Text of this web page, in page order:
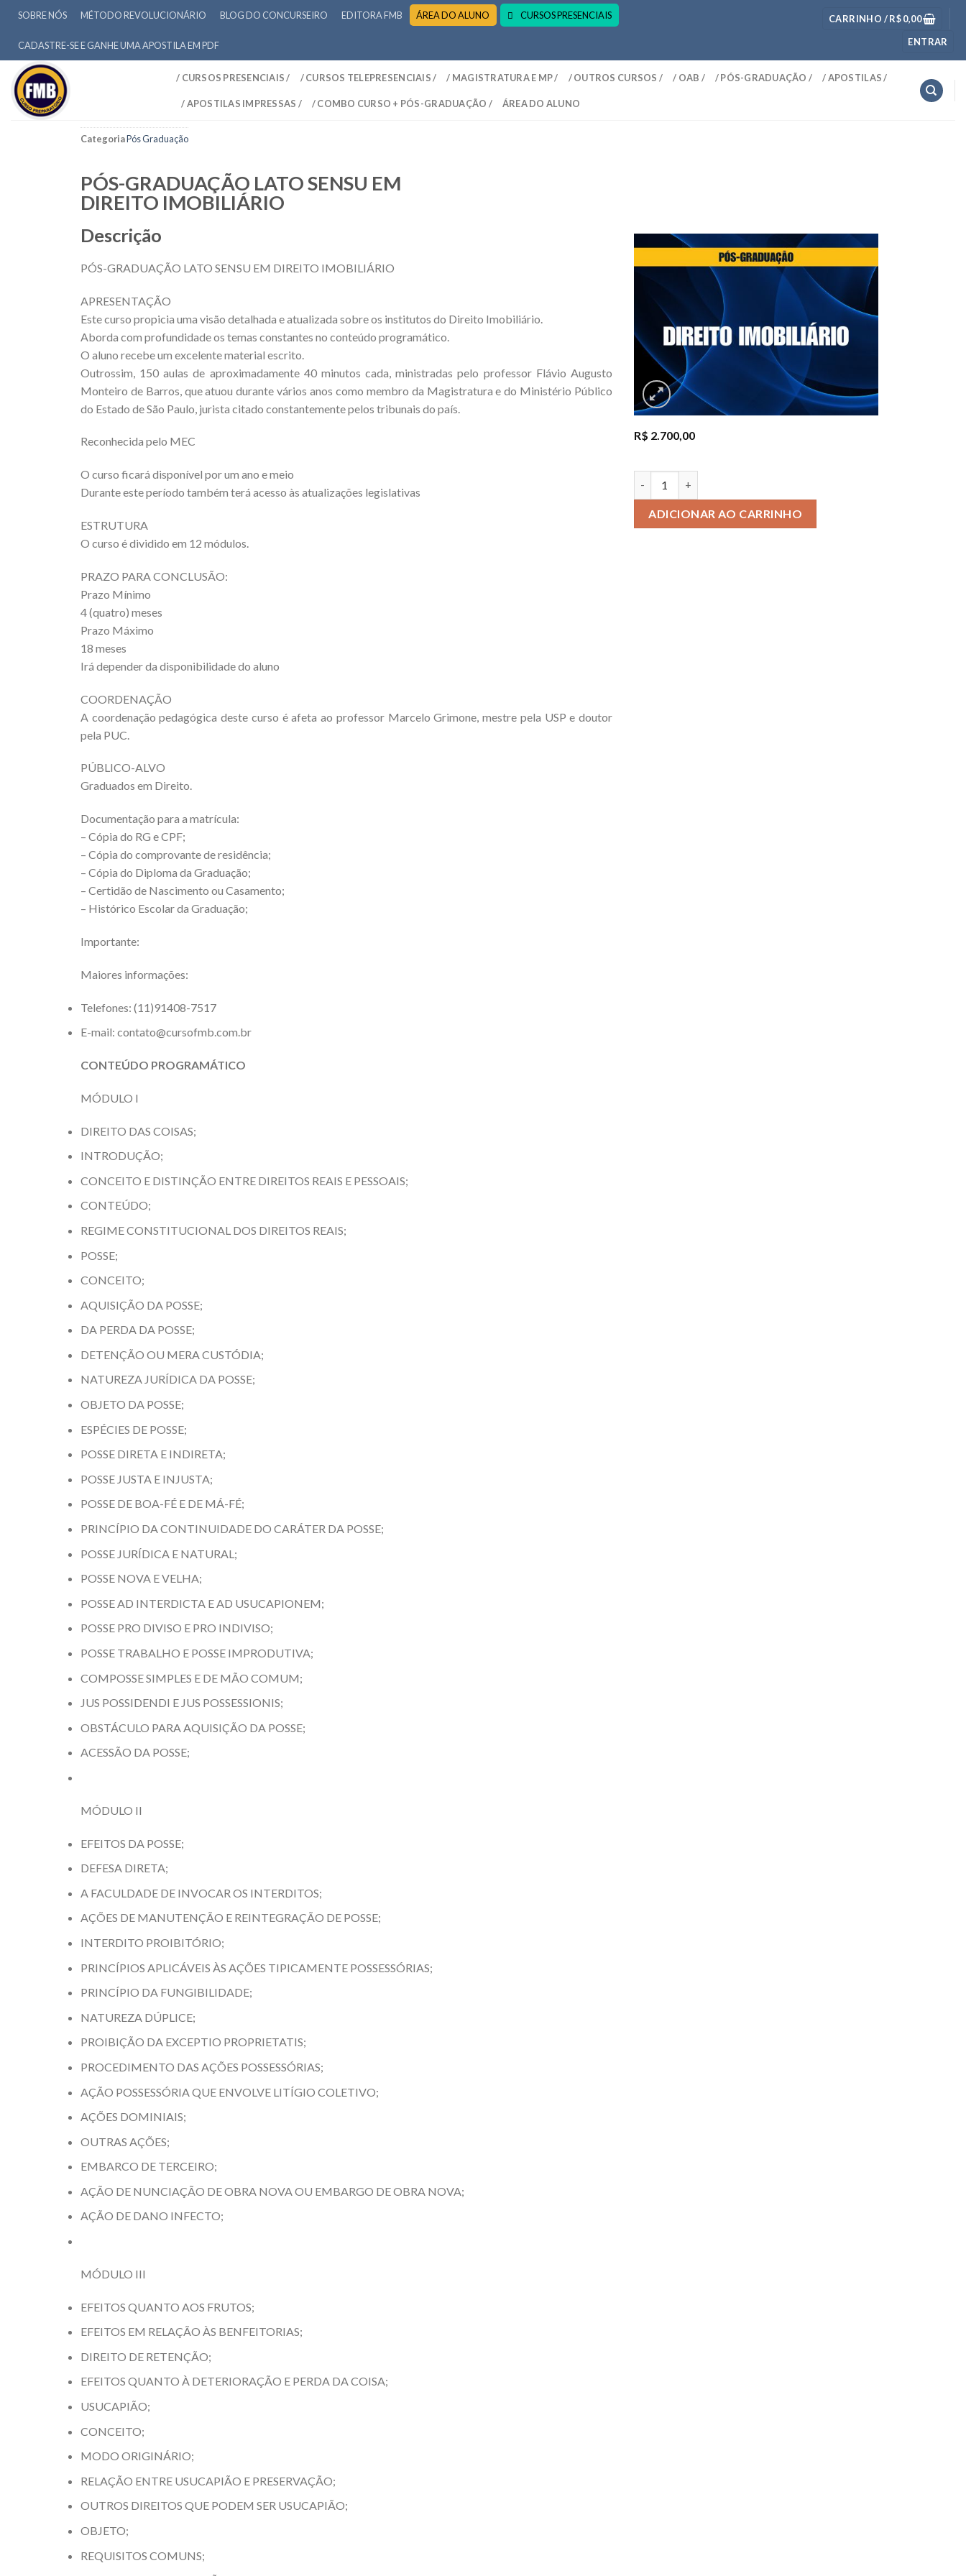
SOBRE NÓS MÉTODO REVOLUCIONÁRIO BLOG DO CONCURSEIRO EDITORA FMB ÁREA DO ALUNO CURSOS PRESENCIAIS
CADASTRE-SE E GANHE UMA APOSTILA EM PDF
CARRINHO /R$0,00
ENTRAR
/ CURSOS PRESENCIAIS / / CURSOS TELEPRESENCIAIS / / MAGISTRATURA E MP / / OUTROS CURSOS / / OAB / / PÓS-GRADUAÇÃO / / APOSTILAS /
/ APOSTILAS IMPRESSAS / / COMBO CURSO + PÓS-GRADUAÇÃO / ÁREA DO ALUNO
CategoriaPós Graduação
PÓS-GRADUAÇÃO LATO SENSU EM
DIREITO IMOBILIÁRIO
Descrição
PÓS-GRADUAÇÃO LATO SENSU EM DIREITO IMOBILIÁRIO
APRESENTAÇÃO
Este curso propicia uma visão detalhada e atualizada sobre os institutos do Direito Imobiliário.
Aborda com profundidade os temas constantes no conteúdo programático.
O aluno recebe um excelente material escrito.
Outrossim, 150 aulas de aproximadamente 40 minutos cada, ministradas pelo professor Flávio Augusto
Monteiro de Barros, que atuou durante vários anos como membro da Magistratura e do Ministério Público
do Estado de São Paulo, jurista citado constantemente pelos tribunais do país.
Reconhecida pelo MEC
O curso ficará disponível por um ano e meio
Durante este período também terá acesso às atualizações legislativas
ESTRUTURA
O curso é dividido em 12 módulos.
PRAZO PARA CONCLUSÃO:
Prazo Mínimo
4 (quatro) meses
Prazo Máximo
18 meses
Irá depender da disponibilidade do aluno
COORDENAÇÃO
A coordenação pedagógica deste curso é afeta ao professor Marcelo Grimone, mestre pela USP e doutor
pela PUC.
PÚBLICO-ALVO
Graduados em Direito.
Documentação para a matrícula:
– Cópia do RG e CPF;
– Cópia do comprovante de residência;
– Cópia do Diploma da Graduação;
– Certidão de Nascimento ou Casamento;
– Histórico Escolar da Graduação;
Importante:
Maiores informações:
Telefones: (11)91408-7517
E-mail: contato@cursofmb.com.br
CONTEÚDO PROGRAMÁTICO
MÓDULO I
DIREITO DAS COISAS;
INTRODUÇÃO;
CONCEITO E DISTINÇÃO ENTRE DIREITOS REAIS E PESSOAIS;
CONTEÚDO;
REGIME CONSTITUCIONAL DOS DIREITOS REAIS;
POSSE;
CONCEITO;
AQUISIÇÃO DA POSSE;
DA PERDA DA POSSE;
DETENÇÃO OU MERA CUSTÓDIA;
NATUREZA JURÍDICA DA POSSE;
OBJETO DA POSSE;
ESPÉCIES DE POSSE;
POSSE DIRETA E INDIRETA;
POSSE JUSTA E INJUSTA;
POSSE DE BOA-FÉ E DE MÁ-FÉ;
PRINCÍPIO DA CONTINUIDADE DO CARÁTER DA POSSE;
POSSE JURÍDICA E NATURAL;
POSSE NOVA E VELHA;
POSSE AD INTERDICTA E AD USUCAPIONEM;
POSSE PRO DIVISO E PRO INDIVISO;
POSSE TRABALHO E POSSE IMPRODUTIVA;
COMPOSSE SIMPLES E DE MÃO COMUM;
JUS POSSIDENDI E JUS POSSESSIONIS;
OBSTÁCULO PARA AQUISIÇÃO DA POSSE;
ACESSÃO DA POSSE;
MÓDULO II
EFEITOS DA POSSE;
DEFESA DIRETA;
A FACULDADE DE INVOCAR OS INTERDITOS;
AÇÕES DE MANUTENÇÃO E REINTEGRAÇÃO DE POSSE;
INTERDITO PROIBITÓRIO;
PRINCÍPIOS APLICÁVEIS ÀS AÇÕES TIPICAMENTE POSSESSÓRIAS;
PRINCÍPIO DA FUNGIBILIDADE;
NATUREZA DÚPLICE;
PROIBIÇÃO DA EXCEPTIO PROPRIETATIS;
PROCEDIMENTO DAS AÇÕES POSSESSÓRIAS;
AÇÃO POSSESSÓRIA QUE ENVOLVE LITÍGIO COLETIVO;
AÇÕES DOMINIAIS;
OUTRAS AÇÕES;
EMBARCO DE TERCEIRO;
AÇÃO DE NUNCIAÇÃO DE OBRA NOVA OU EMBARGO DE OBRA NOVA;
AÇÃO DE DANO INFECTO;
MÓDULO III
EFEITOS QUANTO AOS FRUTOS;
EFEITOS EM RELAÇÃO ÀS BENFEITORIAS;
DIREITO DE RETENÇÃO;
EFEITOS QUANTO À DETERIORAÇÃO E PERDA DA COISA;
USUCAPIÃO;
CONCEITO;
MODO ORIGINÁRIO;
RELAÇÃO ENTRE USUCAPIÃO E PRESERVAÇÃO;
OUTROS DIREITOS QUE PODEM SER USUCAPIÃO;
OBJETO;
REQUISITOS COMUNS;
R$ 2.700,00
ADICIONAR AO CARRINHO